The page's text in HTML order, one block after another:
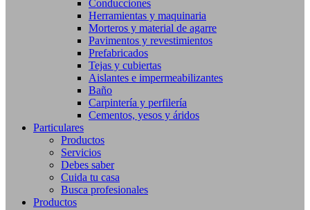
Conducciones
Herramientas y maquinaria
Morteros y material de agarre
Pavimentos y revestimientos
Prefabricados
Tejas y cubiertas
Aislantes e impermeabilizantes
Baño
Carpintería y perfilería
Cementos, yesos y áridos
Particulares
Productos
Servicios
Debes saber
Cuida tu casa
Busca profesionales
Productos